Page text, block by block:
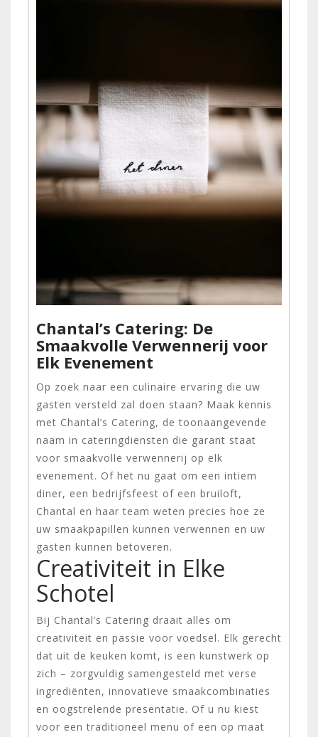
Chantal’s Catering: De
Smaakvolle Verwennerij voor
Elk Evenement
Op zoek naar een culinaire ervaring die uw
gasten versteld zal doen staan? Maak kennis
met Chantal’s Catering, de toonaangevende
naam in cateringdiensten die garant staat
voor smaakvolle verwennerij op elk
evenement. Of het nu gaat om een intiem
diner, een bedrijfsfeest of een bruiloft,
Chantal en haar team weten precies hoe ze
uw smaakpapillen kunnen verwennen en uw
gasten kunnen betoveren.
Creativiteit in Elke
Schotel
Bij Chantal’s Catering draait alles om
creativiteit en passie voor voedsel. Elk gerecht
dat uit de keuken komt, is een kunstwerk op
zich – zorgvuldig samengesteld met verse
ingrediënten, innovatieve smaakcombinaties
en oogstrelende presentatie. Of u nu kiest
voor een traditioneel menu of een op maat